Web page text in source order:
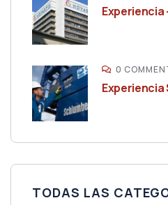
Experiencia
0
TODAS LAS